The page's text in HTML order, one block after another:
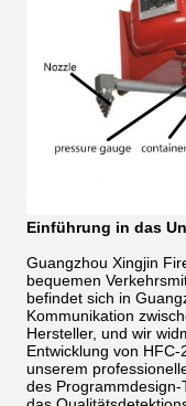
Einführung in das
Guangzhou Xingjin
bequemen
befindet sich in
Kommunikation
Hersteller, und wir
Entwicklung von
unserem
des Programmdesign-